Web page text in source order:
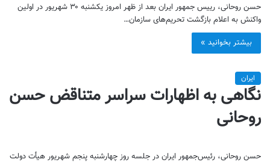
حسن روحانی، رییس جمهور ایران بعد از ظهر امروز یکشنبه ۳۰ شهریور در اولین
واکنش به اعلام بازگشت تحریم‌های سازمان…
بیشتر بخوانید »
ایران
نگاهی به اظهارات سراسر متناقض حسن
روحانی
حسن روحانی، رئیس‌جمهور ایران در جلسه روز چهارشنبه پنجم شهریور هیأت دولت